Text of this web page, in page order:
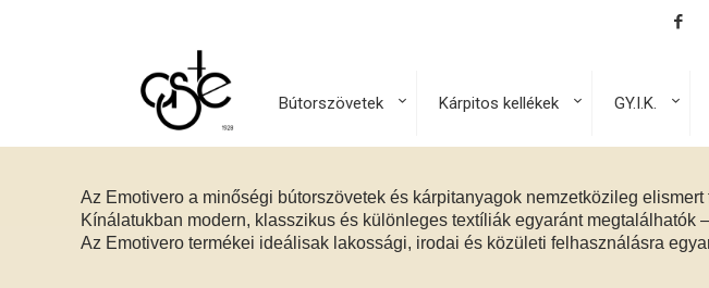
Bútorszövetek Kárpitos kellékek GY.I.K.
Az Emotivero a minőségi bútorszövetek és kárpitanyagok nemzetközileg elismert
Kínálatukban modern, klasszikus és különleges textíliák egyaránt
Az Emotivero termékei ideálisak lakossági, irodai és közületi felhasználásra